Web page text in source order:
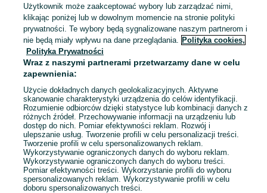
Borowianka
01 sierpnia 2026
Użytkownik może zaakceptować wybory lub zarządzać nimi,
klikając poniżej lub w dowolnym momencie na stronie polityki
prywatności. Te wybory będą sygnalizowane naszym partnerom i
nie będą miały wpływu na dane przeglądania. Polityka cookies,
Polityka Prywatności
Wraz z naszymi partnerami przetwarzamy dane w celu
zapewnienia:
Użycie dokładnych danych geolokalizacyjnych. Aktywne
skanowanie charakterystyki urządzenia do celów identyfikacji.
Rozumienie odbiorców dzięki statystyce lub kombinacji danych z
różnych źródeł. Przechowywanie informacji na urządzeniu lub
dostęp do nich. Pomiar efektywności reklam. Rozwój i
ulepszanie usług. Tworzenie profili w celu personalizacji treści.
Tworzenie profili w celu spersonalizowanych reklam.
Wykorzystywanie ograniczonych danych do wyboru reklam.
Wykorzystywanie ograniczonych danych do wyboru treści.
Pomiar efektywności treści. Wykorzystanie profili do wyboru
spersonalizowanych reklam. Wykorzystywanie profili w celu
doboru spersonalizowanych treści.